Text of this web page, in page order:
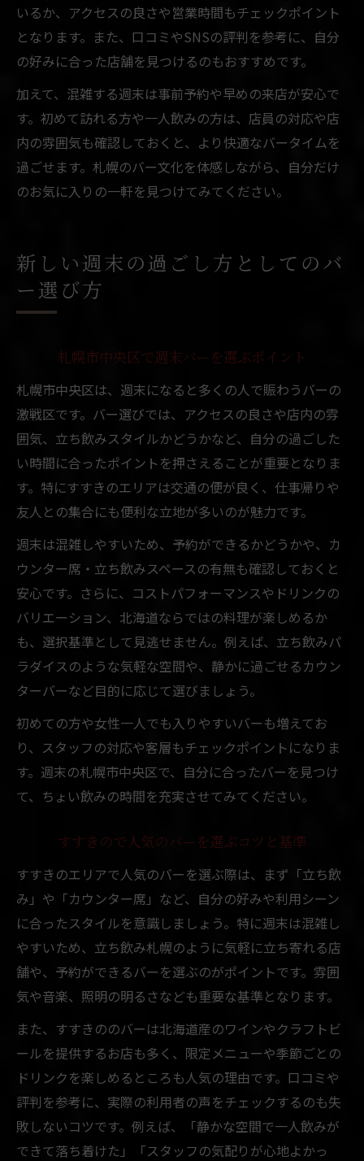
いるか、アクセスの良さや営業時間もチェックポイント
となります。また、口コミやSNSの評判を参考に、自分
の好みに合った店舗を見つけるのもおすすめです。
加えて、混雑する週末は事前予約や早めの来店が安心で
す。初めて訪れる方や一人飲みの方は、店員の対応や店
内の雰囲気も確認しておくと、より快適なバータイムを
過ごせます。札幌のバー文化を体感しながら、自分だけ
のお気に入りの一軒を見つけてみてください。
新しい週末の過ごし方としてのバ
ー選び方
札幌市中央区で週末バーを選ぶポイント
札幌市中央区は、週末になると多くの人で賑わうバーの
激戦区です。バー選びでは、アクセスの良さや店内の雰
囲気、立ち飲みスタイルかどうかなど、自分の過ごした
い時間に合ったポイントを押さえることが重要となりま
す。特にすすきのエリアは交通の便が良く、仕事帰りや
友人との集合にも便利な立地が多いのが魅力です。
週末は混雑しやすいため、予約ができるかどうかや、カ
ウンター席・立ち飲みスペースの有無も確認しておくと
安心です。さらに、コストパフォーマンスやドリンクの
バリエーション、北海道ならではの料理が楽しめるか
も、選択基準として見逃せません。例えば、立ち飲みパ
ラダイスのような気軽な空間や、静かに過ごせるカウン
ターバーなど目的に応じて選びましょう。
初めての方や女性一人でも入りやすいバーも増えてお
り、スタッフの対応や客層もチェックポイントになりま
す。週末の札幌市中央区で、自分に合ったバーを見つけ
て、ちょい飲みの時間を充実させてみてください。
すすきので人気のバーを選ぶコツと基準
すすきのエリアで人気のバーを選ぶ際は、まず「立ち飲
み」や「カウンター席」など、自分の好みや利用シーン
に合ったスタイルを意識しましょう。特に週末は混雑し
やすいため、立ち飲み札幌のように気軽に立ち寄れる店
舗や、予約ができるバーを選ぶのがポイントです。雰囲
気や音楽、照明の明るさなども重要な基準となります。
また、すすきののバーは北海道産のワインやクラフトビ
ールを提供するお店も多く、限定メニューや季節ごとの
ドリンクを楽しめるところも人気の理由です。口コミや
評判を参考に、実際の利用者の声をチェックするのも失
敗しないコツです。例えば、「静かな空間で一人飲みが
できて落ち着けた」「スタッフの気配りが心地よかっ